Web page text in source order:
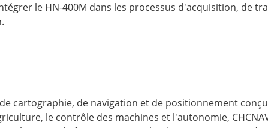
le HN-400M dans les processus d'acquisition, de
de cartographie, de navigation et de positionnement
le contrôle des machines et l'autonomie,